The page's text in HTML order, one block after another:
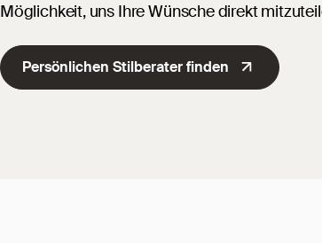
Möglichkeit, uns Ihre Wünsche direkt
Persönlichen Stilberater finden